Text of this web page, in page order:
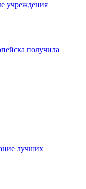
учреждения
получила
лучших